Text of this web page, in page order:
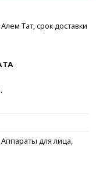
Тат, срок доставки
Аппараты для лица,